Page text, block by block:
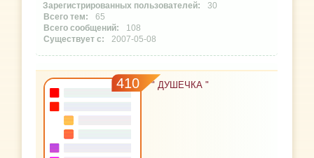
30
65
108
2007-05-08
410 " ДУШЕЧКА "